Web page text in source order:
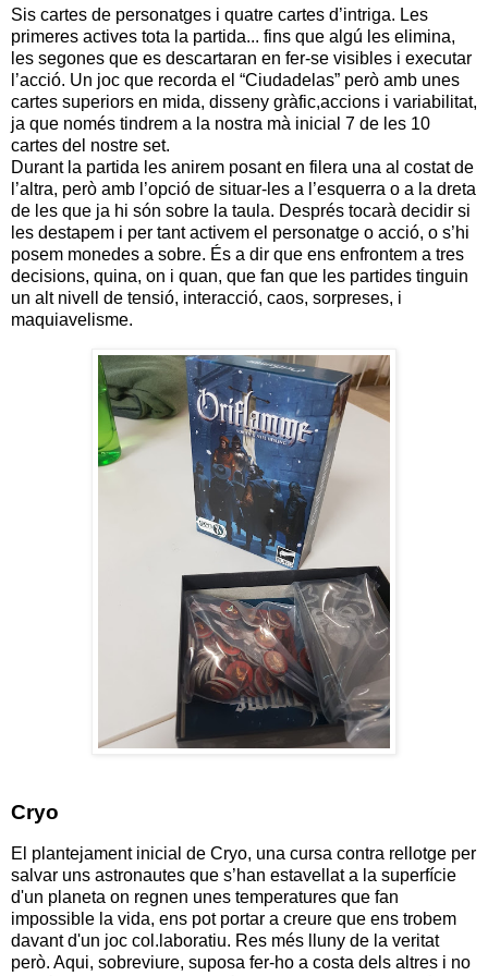
Sis cartes de personatges i quatre cartes d’intriga. Les
primeres actives tota la partida... fins que algú les elimina,
les segones que es descartaran en fer-se visibles i executar
l’acció. Un joc que recorda el “Ciudadelas” però amb unes
cartes superiors en mida, disseny gràfic,accions i variabilitat,
ja que només tindrem a la nostra mà inicial 7 de les 10
cartes del nostre set.
Durant la partida les anirem posant en filera una al costat de
l’altra, però amb l’opció de situar-les a l’esquerra o a la dreta
de les que ja hi són sobre la taula. Després tocarà decidir si
les destapem i per tant activem el personatge o acció, o s’hi
posem monedes a sobre. És a dir que ens enfrontem a tres
decisions, quina, on i quan, que fan que les partides tinguin
un alt nivell de tensió, interacció, caos, sorpreses, i
maquiavelisme.
Cryo
El plantejament inicial de Cryo, una cursa contra rellotge per
salvar uns astronautes que s’han estavellat a la superfície
d'un planeta on regnen unes temperatures que fan
impossible la vida, ens pot portar a creure que ens trobem
davant d'un joc col.laboratiu. Res més lluny de la veritat
però. Aqui, sobreviure, suposa fer-ho a costa dels altres i no